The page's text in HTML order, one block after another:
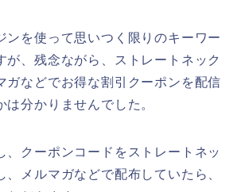
ンを使って思いつく限りのキーワー
が、残念ながら、ストレートネック
ガなどでお得な割引クーポンを配信
は分かりませんでした。
、クーポンコードをストレートネッ
、メルマガなどで配布していたら、